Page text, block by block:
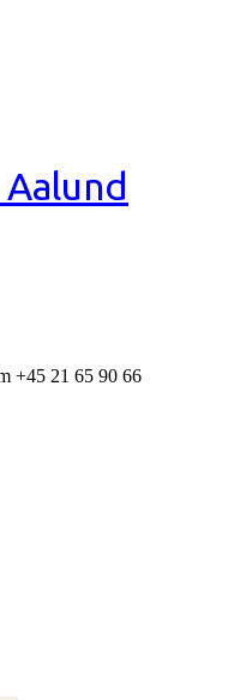
+45 21 65 90 66